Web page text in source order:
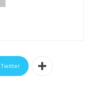
Twitter